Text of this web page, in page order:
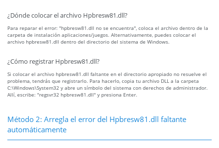
¿Dónde colocar el archivo Hpbresw81.dll?
Para reparar el error: "hpbresw81.dll no se encuentra", coloca el archivo dentro de la
carpeta de instalación aplicaciones/juegos. Alternativamente, puedes colocar el
archivo hpbresw81.dll dentro del directorio del sistema de Windows.
¿Cómo registrar Hpbresw81.dll?
Si colocar el archivo hpbresw81.dll faltante en el directorio apropiado no resuelve el
problema, tendrás que registrarlo. Para hacerlo, copia tu archivo DLL a la carpeta
C:\Windows\System32 y abre un símbolo del sistema con derechos de administrador.
Allí, escribe: "regsvr32 hpbresw81.dll" y presiona Enter.
Método 2: Arregla el error del Hpbresw81.dll faltante
automáticamente